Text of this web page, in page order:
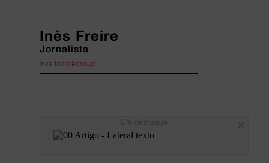
Inês Freire
Jornalista
ines.freire@ebh.pt